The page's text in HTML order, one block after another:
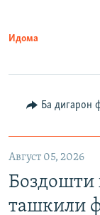
Идома
Ба дигарон
Август 05, 2026
Боздошти
ташкили